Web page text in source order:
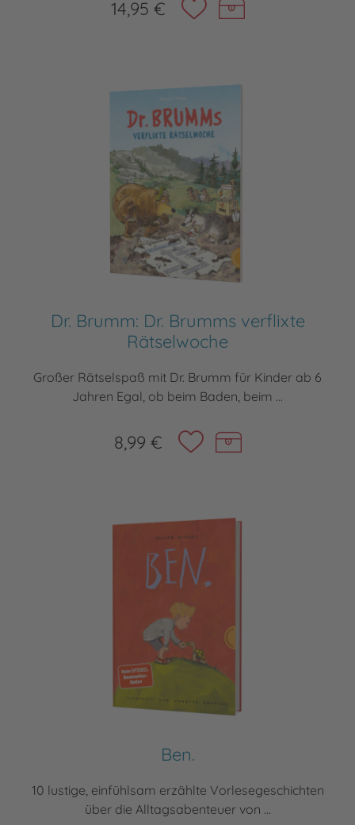
14,95 €
Dr. Brumm: Dr. Brumms verflixte
Rätselwoche
Großer Rätselspaß mit Dr. Brumm für Kinder ab 6
Jahren Egal, ob beim Baden, beim ...
8,99 €
Ben.
10 lustige, einfühlsam erzählte Vorlesegeschichten
über die Alltagsabenteuer von ...